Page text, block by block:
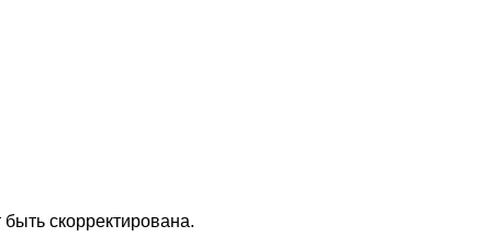
скорректирована.